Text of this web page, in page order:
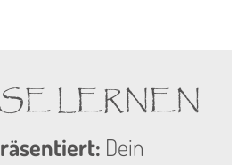
LERNEN
Dein